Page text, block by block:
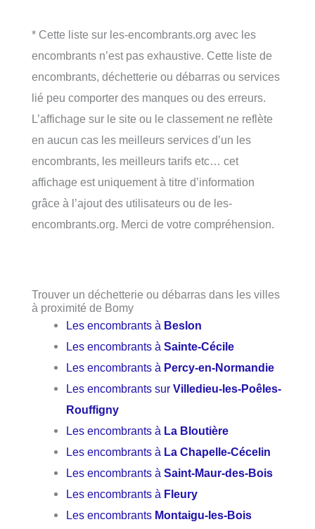
* Cette liste sur les-encombrants.org avec les
encombrants n’est pas exhaustive. Cette liste de
encombrants, déchetterie ou débarras ou services
lié peu comporter des manques ou des erreurs.
L’affichage sur le site ou le classement ne reflète
en aucun cas les meilleurs services d’un les
encombrants, les meilleurs tarifs etc… cet
affichage est uniquement à titre d’information
grâce à l’ajout des utilisateurs ou de les-
encombrants.org. Merci de votre compréhension.
Trouver un déchetterie ou débarras dans les villes
à proximité de Bomy
Les encombrants à Beslon
Les encombrants àSainte-Cécile
Les encombrants à Percy-en-Normandie
Les encombrants surVilledieu-les-Poêles-
Rouffigny
Les encombrants à La Bloutière
Les encombrants à La Chapelle-Cécelin
Les encombrants àSaint-Maur-des-Bois
Les encombrants à Fleury
Les encombrants Montaigu-les-Bois